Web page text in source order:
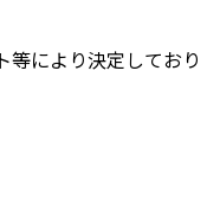
等により決定しており